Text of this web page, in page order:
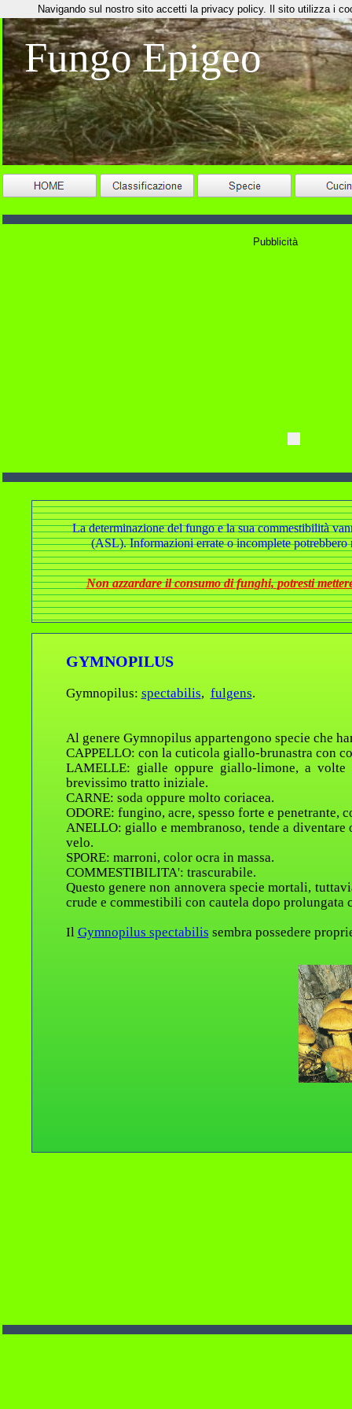
Fungo Epigeo
Pubblicità
La determinazione del fungo e la sua commestibilità
(ASL). Informazioni errate o incomplete
Non azzardare il consumo di funghi, potresti
GYMNOPILUS
Gymnopilus: spectabilis, fulgens.
Al genere Gymnopilus appartengono specie che
CAPPELLO: con la cuticola giallo-brunastra con
LAMELLE: gialle oppure giallo-limone, a
brevissimo tratto iniziale.
CARNE: soda oppure molto coriacea.
ODORE: fungino, acre, spesso forte e penetrante,
ANELLO: giallo e membranoso, tende a
velo.
SPORE: marroni, color ocra in massa.
COMMESTIBILITA': trascurabile.
Questo genere non annovera specie mortali,
crude e commestibili con cautela dopo prolungata
Il Gymnopilus spectabilis sembra possedere
Navigando sul nostro sito accetti la privacy policy. Il sito utilizza i